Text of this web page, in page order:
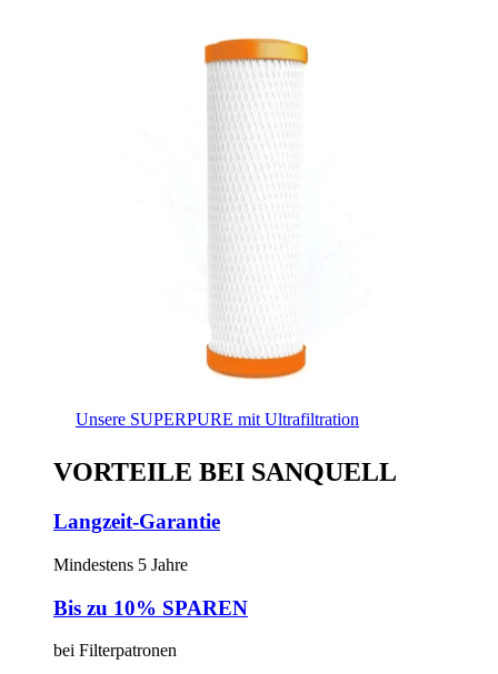
Unsere SUPERPURE mit Ultrafiltration
VORTEILE BEI SANQUELL
Langzeit-Garantie
Mindestens 5 Jahre
Bis zu 10% SPAREN
bei Filterpatronen